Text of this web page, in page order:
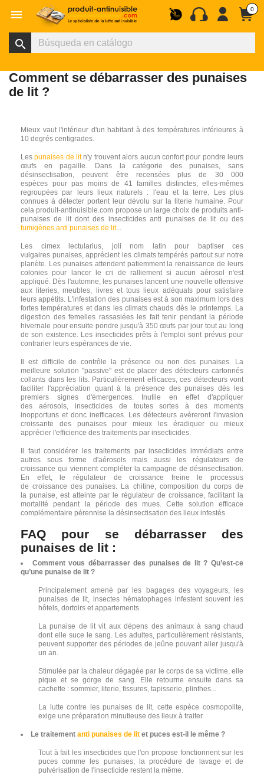
 0
search
Comment se débarrasser des punaises
de lit ?
Mieux vaut l'intérieur d'un habitant à des températures inférieures à
10 degrés centigrades.
Lespunaises de litn'y trouvent alors aucun confort pour pondre leurs
œufs en pagaille. Dans la catégorie des punaises, sans
désinsectisation, peuvent être recensées plus de 30 000
espèces pour pas moins de 41 familles distinctes, elles-mêmes
regroupées par leurs lieux naturels : l'eau et la terre. Les plus
connues à détecter portent leur dévolu sur la literie humaine. Pour
cela produit-antinuisible.com propose un large choix de produits anti-
punaises de lit dont des insecticides anti punaises de lit ou des
fumigènes anti punaises de lit...
Les cimex lectularius, joli nom latin pour baptiser ces
vulgaires punaises, apprécient les climats tempérés partout sur notre
planète. Les punaises attendent patiemment la renaissance de leurs
colonies pour lancer le cri de ralliement si aucun aérosol n'est
appliqué. Dès l'automne, les punaises lancent une nouvelle offensive
aux literies, meubles, livres et tous lieux adéquats pour satisfaire
leurs appétits. L'infestation des punaises est à son maximum lors des
fortes températures et dans les climats chauds dès le printemps. La
digestion des femelles rassasiées les fait tenir pendant la période
hivernale pour ensuite pondre jusqu'à 350 œufs par jour tout au long
de son existence. Les insecticides prêts à l'emploi sont prévus pour
contrarier leurs espérances de vie.
Il est difficile de contrôle la présence ou non des punaises. La
meilleure solution "passive" est de placer des détecteurs cartonnés
collants dans les lits. Particulièrement efficaces, ces détecteurs vont
faciliter l'appréciation quant à la présence des punaises dès les
premiers signes d'émergences. Inutile en effet d'appliquer
des aérosols, insecticides de toutes sortes à des moments
inopportuns et donc inefficaces. Les détecteurs avèreront l'invasion
croissante des punaises pour mieux les éradiquer ou mieux
apprécier l'efficience des traitements par insecticides.
Il faut considérer les traitements par insecticides immédiats entre
autres sous forme d'aérosols mais aussi les régulateurs de
croissance qui viennent compléter la campagne de désinsectisation.
En effet, le régulateur de croissance freine le processus
de croissance des punaises. La chitine, composition du corps de
la punaise, est atteinte par le régulateur de croissance, facilitant la
mortalité pendant la période des mues. Cette solution efficace
complémentaire pérennise la désinsectisation des lieux infestés.
FAQ pour se débarrasser des
punaises de lit :
Comment vous débarrasser des punaises de lit ? Qu’est-ce
qu’une punaise de lit ?
Principalement amené par les bagages des voyageurs, les
punaises de lit, insectes hématophages infestent souvent les
hôtels, dortoirs et appartements.
La punaise de lit vit aux dépens des animaux à sang chaud
dont elle suce le sang. Les adultes, particulièrement résistants,
peuvent supporter des périodes de jeûne pouvant aller jusqu'à
un an.
Stimulée par la chaleur dégagée par le corps de sa victime, elle
pique et se gorge de sang. Elle retourne ensuite dans sa
cachette : sommier, literie, fissures, tapisserie, plinthes...
La lutte contre les punaises de lit, cette espèce cosmopolite,
exige une préparation minutieuse des lieux à traiter.
Le traitement anti punaises de lit et puces est-il le même ?
Tout à fait les insecticides que l'on propose fonctionnent sur les
puces comme les punaises, la procédure de lavage et de
pulvérisation de l'insecticide restent la même.